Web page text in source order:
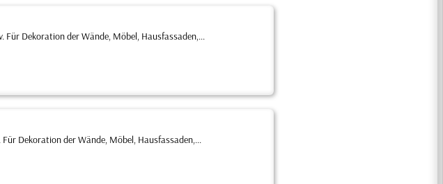
Dekoration der Wände, Möbel, Hausfassaden,...
Dekoration der Wände, Möbel, Hausfassaden,...